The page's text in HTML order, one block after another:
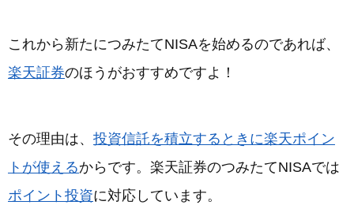
これから新たにつみたてNISAを始めるのであれば、
楽天証券のほうがおすすめですよ！
その理由は、 投資信託を積立するときに楽天ポイン
トが使えるからです。楽天証券のつみたてNISAでは
ポイント投資に対応しています。